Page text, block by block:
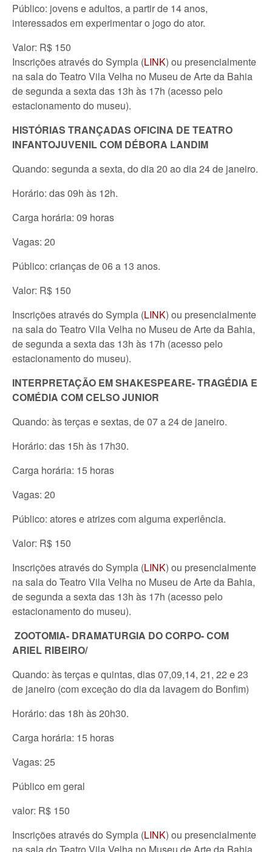
Público: jovens e adultos, a partir de 14 anos,
interessados em experimentar o jogo do ator.
Valor: R$ 150
Inscrições através do Sympla (LINK) ou presencialmente
na sala do Teatro Vila Velha no Museu de Arte da Bahia
de segunda a sexta das 13h às 17h (acesso pelo
estacionamento do museu).
HISTÓRIAS TRANÇADAS OFICINA DE TEATRO
INFANTOJUVENIL COM DÉBORA LANDIM
Quando: segunda a sexta, do dia 20 ao dia 24 de janeiro.
Horário: das 09h às 12h.
Carga horária: 09 horas
Vagas: 20
Público: crianças de 06 a 13 anos.
Valor: R$ 150
Inscrições através do Sympla (LINK) ou presencialmente
na sala do Teatro Vila Velha no Museu de Arte da Bahia,
de segunda a sexta das 13h às 17h (acesso pelo
estacionamento do museu).
INTERPRETAÇÃO EM SHAKESPEARE- TRAGÉDIA E
COMÉDIA COM CELSO JUNIOR
Quando: às terças e sextas, de 07 a 24 de janeiro.
Horário: das 15h às 17h30.
Carga horária: 15 horas
Vagas: 20
Público: atores e atrizes com alguma experiência.
Valor: R$ 150
Inscrições através do Sympla (LINK) ou presencialmente
na sala do Teatro Vila Velha no Museu de Arte da Bahia,
de segunda a sexta das 13h às 17h (acesso pelo
estacionamento do museu).
ZOOTOMIA- DRAMATURGIA DO CORPO- COM
ARIEL RIBEIRO/
Quando: às terças e quintas, dias 07,09,14, 21, 22 e 23
de janeiro (com exceção do dia da lavagem do Bonfim)
Horário: das 18h às 20h30.
Carga horária: 15 horas
Vagas: 25
Público em geral
valor: R$ 150
Inscrições através do Sympla (LINK) ou presencialmente
na sala do Teatro Vila Velha no Museu de Arte da Bahia,